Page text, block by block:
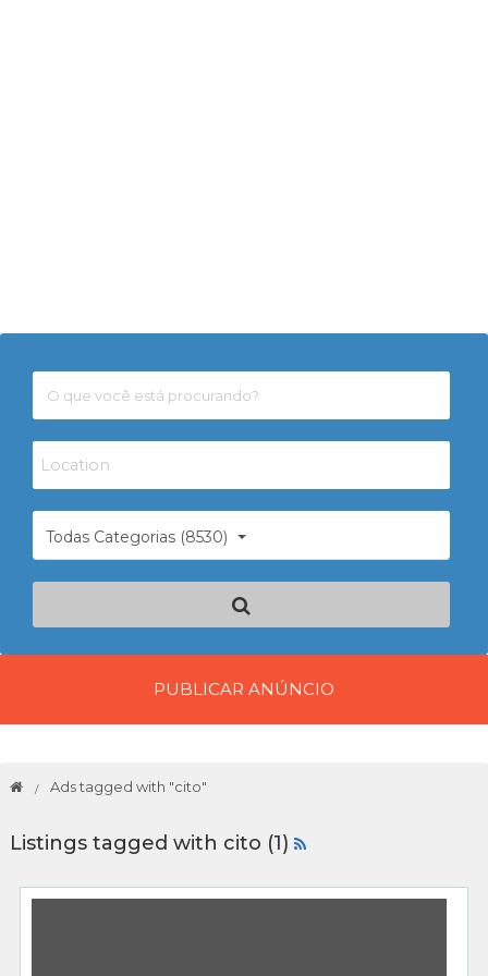
Todas Categorias (8530)
PUBLICAR ANÚNCIO
Ads tagged with "cito"
Listings tagged with cito (1)